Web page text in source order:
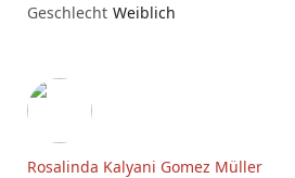
Geschlecht Weiblich
Rosalinda Kalyani Gomez Müller